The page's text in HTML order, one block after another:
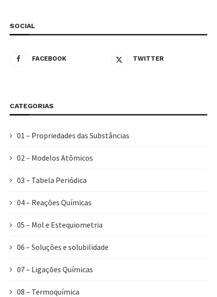
SOCIAL
FACEBOOK TWITTER
CATEGORIAS
01 – Propriedades das Substâncias
02 – Modelos Atômicos
03 – Tabela Periódica
04 – Reações Químicas
05 – Mol e Estequiometria
06 – Soluções e solubilidade
07 – Ligações Químicas
08 – Termoquímica